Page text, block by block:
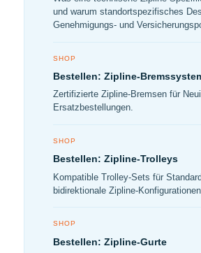
und warum standortspezifisches
Genehmigungs- und
SHOP
Bestellen: Zipline-
Zertifizierte Zipline-Bremsen für
Ersatzbestellungen.
SHOP
Bestellen: Zipline-Trolleys
Kompatible Trolley-Sets für
bidirektionale Zipline-Konfigurationen.
SHOP
Bestellen: Zipline-Gurte